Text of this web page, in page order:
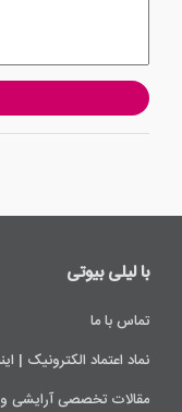
با لیلی ‌بیوتی
تماس با ما
نماد اعتماد الکترونیک |
مقالات تخصصی آرایشی